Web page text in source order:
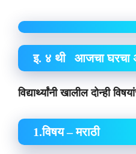
इ. ४ थी आजचा घरचा
विद्यार्थ्यांनी खालील दोन्ही
1.विषय – मराठी